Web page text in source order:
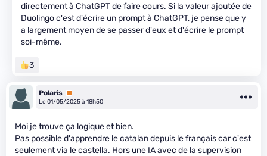
directement à ChatGPT de faire cours. Si la valeur ajoutée de
Duolingo c'est d'écrire un prompt à ChatGPT, je pense que y
a largement moyen de se passer d'eux et d'écrire le prompt
soi-même.
3
Polaris Premium
Le 01/05/2025 à 18h50
Moi je trouve ça logique et bien.
Pas possible d'apprendre le catalan depuis le français car c'est
seulement via le castella. Hors une IA avec de la supervision